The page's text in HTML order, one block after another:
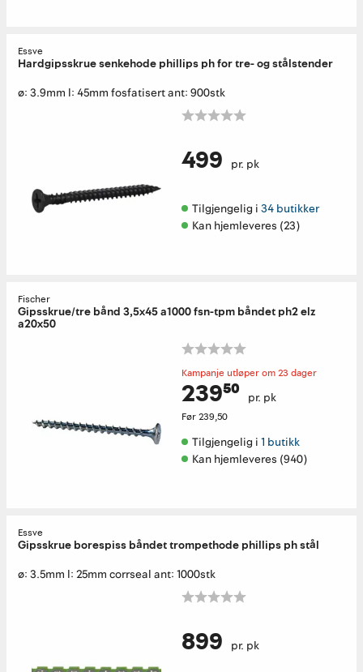
Essve
Hardgipsskrue senkehode phillips ph for tre- og stålstender
ø: 3.9mm l: 45mm fosfatisert ant: 900stk
499 pr. pk
Tilgjengelig i 34 butikker
Kan hjemleveres (23)
Fischer
Gipsskrue/tre bånd 3,5x45 a1000 fsn-tpm båndet ph2 elz
a20x50
Kampanje utløper om 23 dager
239⁵⁰ pr. pk
Før239,50
Tilgjengelig i 1 butikk
Kan hjemleveres (940)
Essve
Gipsskrue borespiss båndet trompethode phillips ph stål
ø: 3.5mm l: 25mm corrseal ant: 1000stk
899 pr. pk